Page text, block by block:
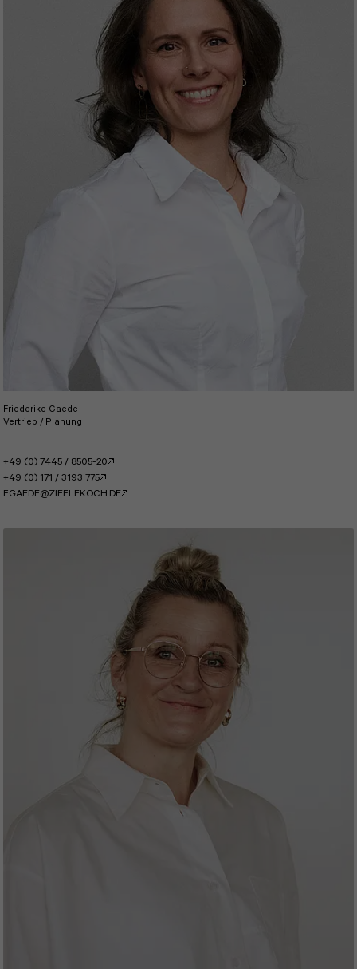
Friederike Gaede
Vertrieb / Planung
+49 (0) 7445 / 8505-20
+49 (0) 171 / 3193 775
FGAEDE@ZIEFLEKOCH.DE